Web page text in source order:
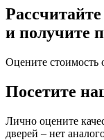
и получите
Оцените стоимость
Посетите
Лично оцените
дверей – нет